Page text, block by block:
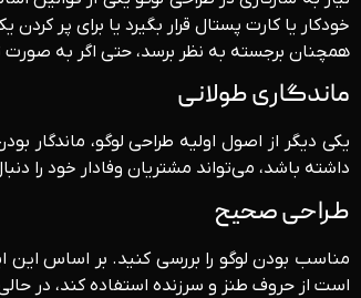
خودکار یا کارت پستال قرار بگیرد یا برای پر
همچنان برجسته به نظر برسد، حتی اگر به
ماندگاری طولانی
داشته باشد، می‌تواند مشتریان وفادار خود را
طراحی صحیح
مناسب بودن لوگو را بررسی کنید. بر اساس این
است از حروف طنز و سرزنده استفاده کند، در